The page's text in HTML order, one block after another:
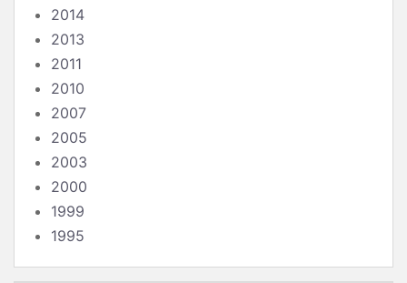
2014
2013
2011
2010
2007
2005
2003
2000
1999
1995